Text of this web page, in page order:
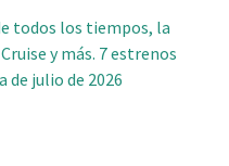
todos los tiempos, la
y más. 7 estrenos
de julio de 2026